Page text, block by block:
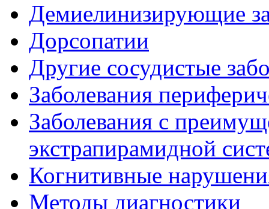
Демиелинизирующие
Дорсопатии
Другие сосудистые
Заболевания
Заболевания с
экстрапирамидной
Когнитивные
Методы диагностики